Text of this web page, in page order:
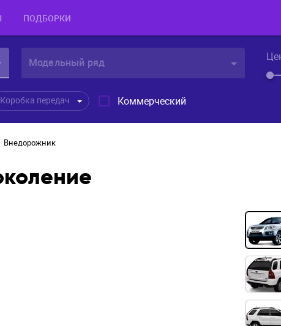
ПОДБОРКИ
Модельный ряд
Коробка передач Коммерческий
Внедорожник